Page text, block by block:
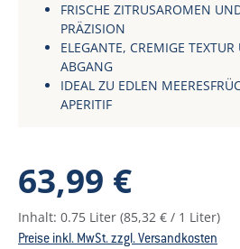
FRISCHE ZITRUSAROMEN
PRÄZISION
ELEGANTE, CREMIGE
ABGANG
IDEAL ZU EDLEN
APERITIF
Regulärer Preis:
63,99 €
Inhalt: 0.75 Liter (85,32 € / 1 Liter)
Preise inkl. MwSt. zzgl. Versandkosten